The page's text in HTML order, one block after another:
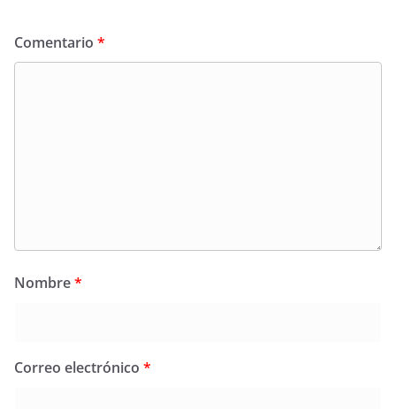
Comentario *
Nombre*
Correo electrónico *